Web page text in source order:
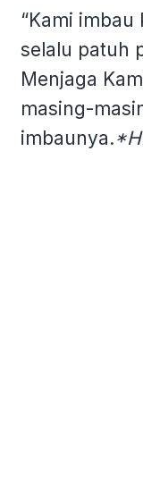
“Kami
selalu patuh
Menjaga
masing-
imbaunya.